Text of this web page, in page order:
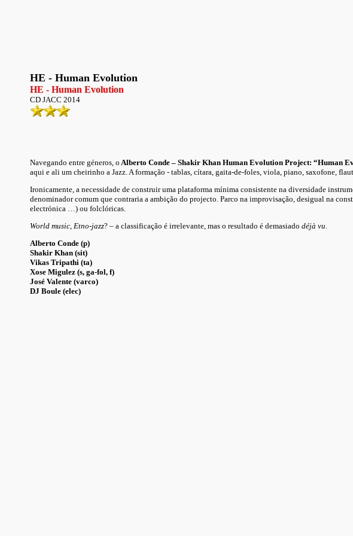
HE - Human Evolution
HE - Human Evolution
CD JACC 2014
Navegando entre géneros, o Alberto Conde – Shakir Khan Human Evolution Project: “Human
aqui e ali um cheirinho a Jazz.A formação - tablas, cítara, gaita-de-foles, viola, piano, saxofone,
Ironicamente, a necessidade de construir uma plataforma mínima consistente na diversidade
denominador comum que contraria a ambição do projecto. Parco na improvisação, desigual na
electrónica …) ou folclóricas.
World music, Etno-jazz? – a classificação é irrelevante, mas o resultado é demasiado déjà vu.
Alberto Conde (p)
Shakir Khan (sit)
Vikas Tripathi (ta)
Xose Migulez (s, ga-fol, f)
José Valente (varco)
DJ Boule (elec)